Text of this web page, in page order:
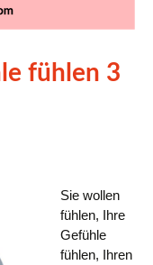
fühlen 3
Sie wollen
fühlen, Ihre
Gefühle
fühlen, Ihren